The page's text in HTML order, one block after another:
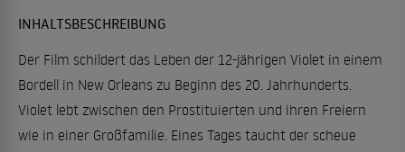
INHALTSBESCHREIBUNG
Der Film schildert das Leben der 12-jährigen Violet in einem
Bordell in New Orleans zu Beginn des 20. Jahrhunderts.
Violet lebt zwischen den Prostituierten und ihren Freiern
wie in einer Großfamilie. Eines Tages taucht der scheue